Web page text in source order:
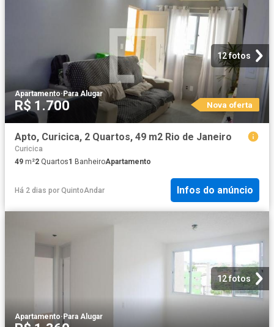
12 fotos
Apartamento· Para Alugar
R$ 1.700 Nova oferta
Apto, Curicica, 2 Quartos, 49 m2 Rio de Janeiro
Curicica
49 m²2 Quartos1 BanheiroApartamento
Há 2 dias por QuintoAndar Infos do anúncio
12 fotos
Apartamento·Para Alugar